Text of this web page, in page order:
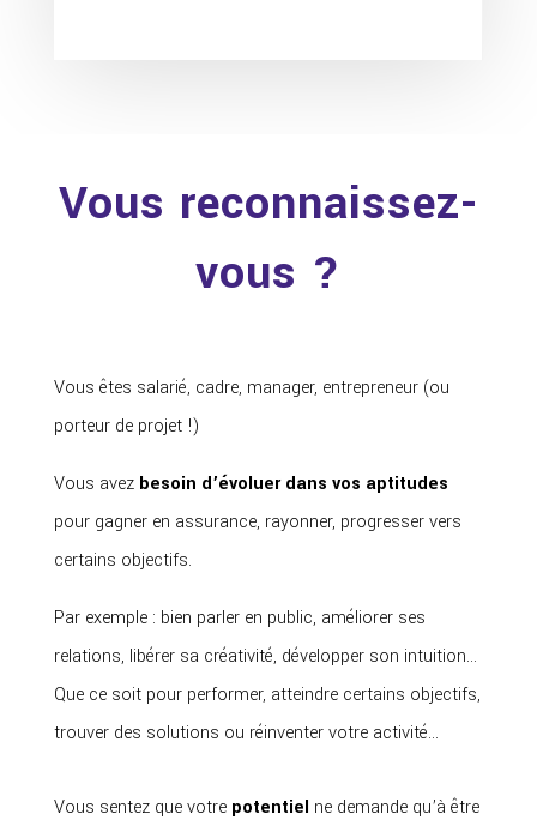
Vous reconnaissez-
vous ?
Vous êtes salarié, cadre, manager, entrepreneur (ou
porteur de projet !)
Vous avez besoin d’évoluer dans vos aptitudes
pour gagner en assurance, rayonner, progresser vers
certains objectifs.
Par exemple : bien parler en public, améliorer ses
relations, libérer sa créativité, développer son intuition…
Que ce soit pour performer, atteindre certains objectifs,
trouver des solutions ou réinventer votre activité…
Vous sentez que votre potentiel ne demande qu’à être